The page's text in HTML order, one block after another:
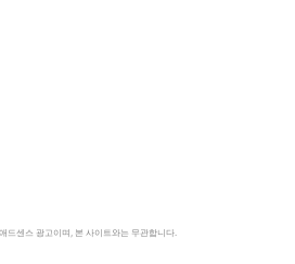
드센스 광고이며, 본 사이트와는 무관합니다.